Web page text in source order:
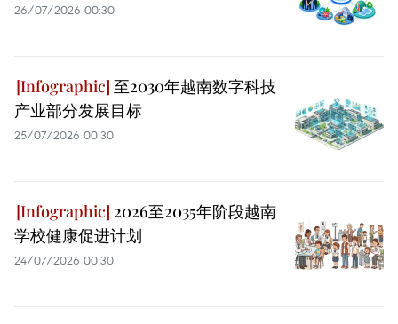
26/07/2026 00:30
至2030年越南数字科技
产业部分发展目标
25/07/2026 00:30
2026至2035年阶段越南
学校健康促进计划
24/07/2026 00:30